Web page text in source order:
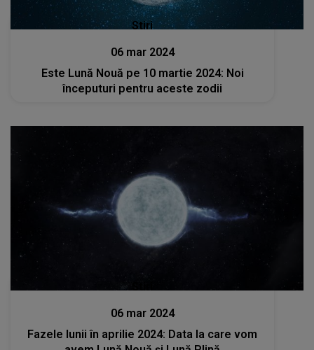
Stiri
06 mar 2024
Este Lună Nouă pe 10 martie 2024: Noi
începuturi pentru aceste zodii
06 mar 2024
Fazele lunii în aprilie 2024: Data la care vom